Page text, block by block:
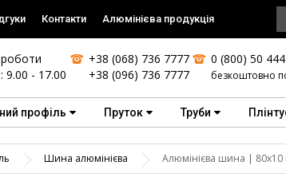
Контакти Алюмінієва продукція
9.00 - 17.00
+38 (068) 736 7777
+38 (096) 736 7777
0 (800) 50
безкоштовно
профіль Пруток Труби
Шина алюмінієва Алюмінієва шина |